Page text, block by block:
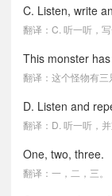
C. Listen, write
翻译：C. 听一听，写
This monster
翻译：这个怪物有三
D. Listen and
翻译：D. 听一听，并
One, two, three.
翻译：一，二，三。